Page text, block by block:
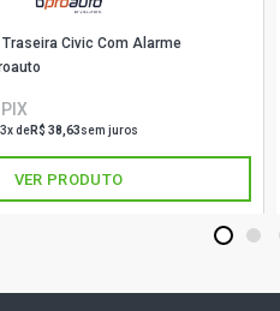
Civic Com Alarme
deR$ 38,63sem juros
VER PRODUTO
1 2